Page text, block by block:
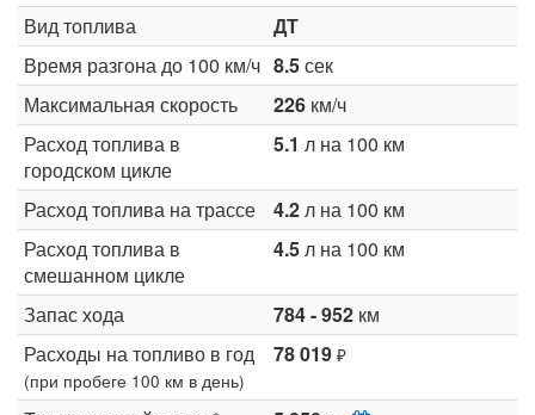
Вид топлива
ДТ
Время разгона до 100 км/ч 8.5сек
Максимальная скорость
226 км/ч
Расход топлива в
городском цикле
5.1 л на 100 км
Расход топлива на трассе 4.2л на 100 км
Расход топлива в
смешанном цикле
4.5л на 100 км
Запас хода 784 - 952 км
Расходы на топливо в год
(при пробеге 100 км в день)
78 019 ₽